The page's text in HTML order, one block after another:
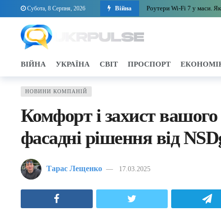
Субота, 8 Серпня, 2026 Війна Роутери Wi-Fi 7 у маси.
Повна комп’ютерна
Cozy-гейминг: почему
Чому відклеюється
ВІЙНА УКРАЇНА СВІТ ПРОСПОРТ
НОВИНИ КОМПАНІЙ
Комфорт і захист вашого
фасадні рішення від
Тарас Лещенко 17.03.2025